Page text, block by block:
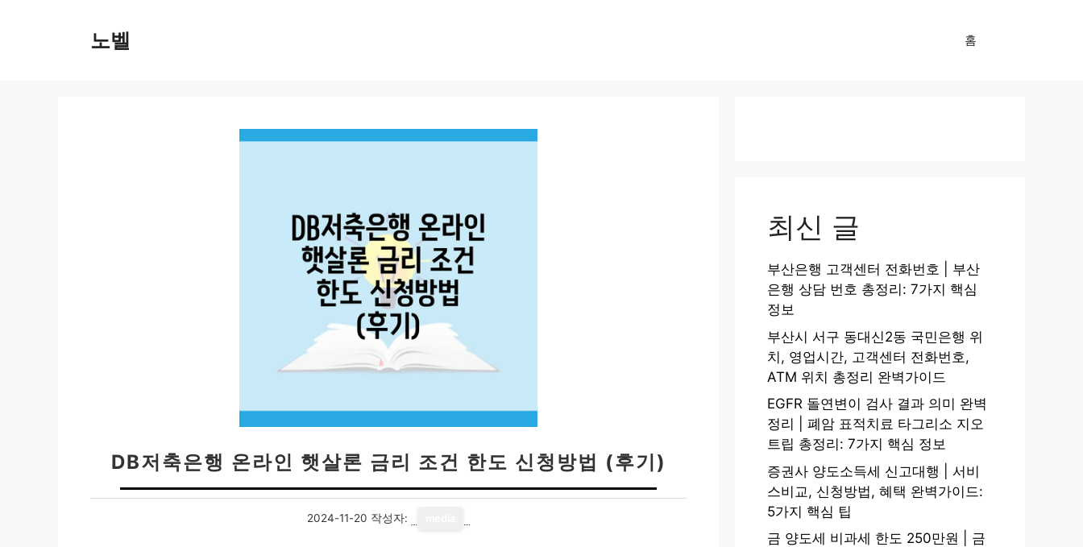
노벨 홈
DB저축은행 온라인 햇살론 금리 조건 한도 신청방법 (후기)
2024-11-20 작성자:
최신 글
부산은행 고객센터 전화번호 | 부산
은행 상담 번호 총정리: 7가지 핵심
정보
부산시 서구 동대신2동 국민은행 위
치, 영업시간, 고객센터 전화번호,
ATM 위치 총정리 완벽가이드
EGFR 돌연변이 검사 결과 의미 완벽
정리 | 폐암 표적치료 타그리소 지오
트립 총정리: 7가지 핵심 정보
증권사 양도소득세 신고대행 | 서비
스비교, 신청방법, 혜택 완벽가이드:
5가지 핵심 팁
금 양도세 비과세 한도 250만원 | 금